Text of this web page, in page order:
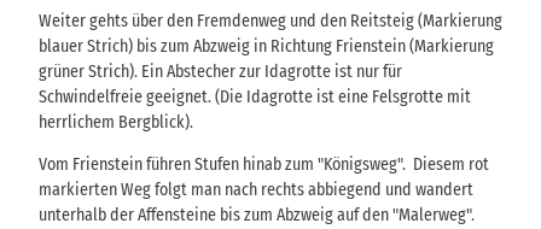
Weiter gehts über den Fremdenweg und den Reitsteig (Markierung
blauer Strich) bis zum Abzweig in Richtung Frienstein (Markierung
grüner Strich). Ein Abstecher zur Idagrotte ist nur für
Schwindelfreie geeignet. (Die Idagrotte ist eine Felsgrotte mit
herrlichem Bergblick).
Vom Frienstein führen Stufen hinab zum "Königsweg". Diesem rot
markierten Weg folgt man nach rechts abbiegend und wandert
unterhalb der Affensteine bis zum Abzweig auf den "Malerweg".